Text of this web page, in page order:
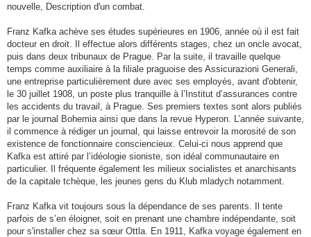
nouvelle, Description d'un combat.
Franz Kafka achève ses études supérieures en 1906, année où il est fait
docteur en droit. Il effectue alors différents stages, chez un oncle avocat,
puis dans deux tribunaux de Prague. Par la suite, il travaille quelque
temps comme auxiliaire à la filiale praguoise des Assicurazioni Generali,
une entreprise particulièrement dure avec ses employés, avant d'obtenir,
le 30 juillet 1908, un poste plus tranquille à l’Institut d’assurances contre
les accidents du travail, à Prague. Ses premiers textes sont alors publiés
par le journal Bohemia ainsi que dans la revue Hyperon. L’année suivante,
il commence à rédiger un journal, qui laisse entrevoir la morosité de son
existence de fonctionnaire consciencieux. Celui-ci nous apprend que
Kafka est attiré par l’idéologie sioniste, son idéal communautaire en
particulier. Il fréquente également les milieux socialistes et anarchisants
de la capitale tchèque, les jeunes gens du Klub mladych notamment.
Franz Kafka vit toujours sous la dépendance de ses parents. Il tente
parfois de s’en éloigner, soit en prenant une chambre indépendante, soit
pour s'installer chez sa sœur Ottla. En 1911, Kafka voyage également en